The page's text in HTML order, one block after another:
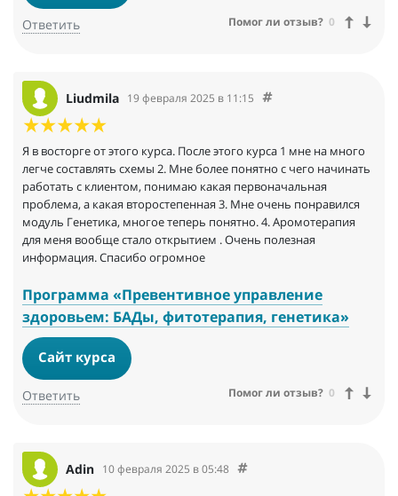
Ответить Помог ли отзыв? 0
Liudmila 19 февраля 2025 в 11:15
Я в восторге от этого курса. После этого курса 1 мне на много
легче составлять схемы 2. Мне более понятно с чего начинать
работать с клиентом, понимаю какая первоначальная
проблема, а какая второстепенная 3. Мне очень понравился
модуль Генетика, многое теперь понятно. 4. Аромотерапия
для меня вообще стало открытием . Очень полезная
информация. Спасибо огромное
Программа «Превентивное управление
здоровьем: БАДы, фитотерапия, генетика»
Сайт курса
Ответить Помог ли отзыв? 0
Adin 10 февраля 2025 в 05:48